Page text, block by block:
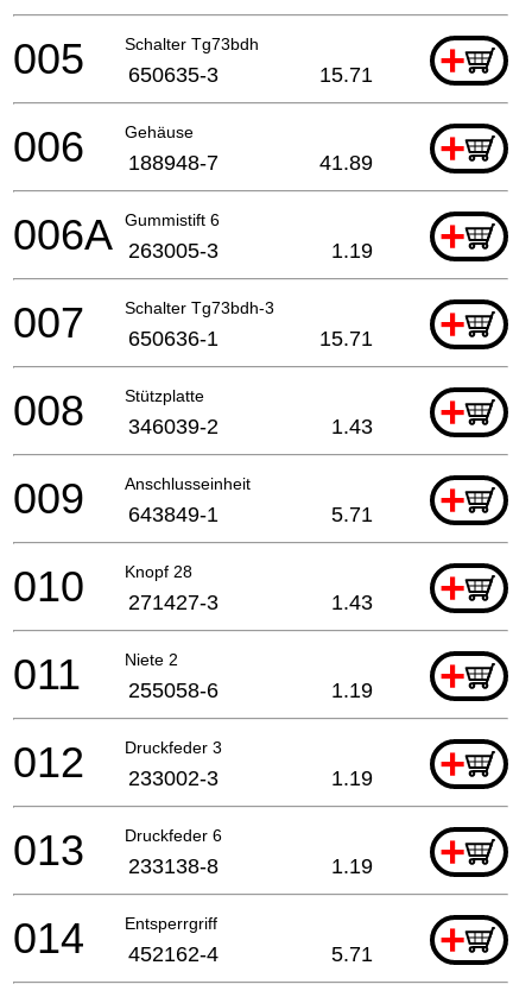
Schalter Tg73bdh +
005 650635-3 15.71
Gehäuse +
006 188948-7 41.89
Gummistift 6 +
006A 263005-3 1.19
Schalter Tg73bdh-3 +
007 650636-1 15.71
Stützplatte +
008 346039-2 1.43
Anschlusseinheit +
009 643849-1 5.71
Knopf 28 +
010 271427-3 1.43
Niete 2 +
011 255058-6 1.19
Druckfeder 3 +
012 233002-3 1.19
Druckfeder 6 +
013 233138-8 1.19
Entsperrgriff +
014 452162-4 5.71